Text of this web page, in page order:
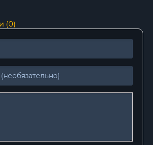
(0)